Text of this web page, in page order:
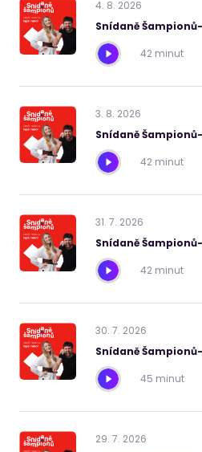
4. 8. 2026
Snídaně
42 minut
3. 8. 2026
Snídaně
42 minut
31. 7. 2026
Snídaně
42 minut
30. 7. 2026
Snídaně
45 minut
29. 7. 2026